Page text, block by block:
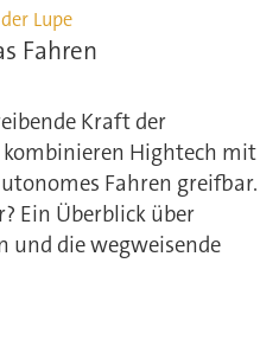
Lupe
Fahren
Kraft der
Hightech mit
Fahren greifbar.
Ein Überblick über
und die wegweisende